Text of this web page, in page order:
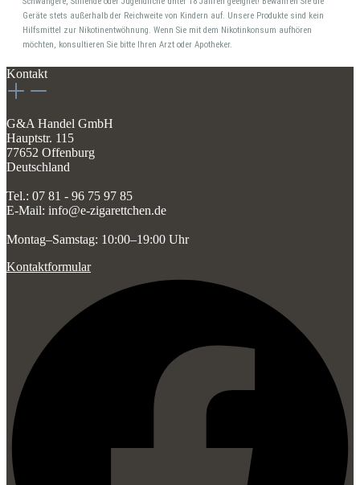
Geräte stets außerhalb der Reichweite von Kindern auf. Unsere Produkte sind kein
Hilfsmittel zur Nikotinentwöhnung. Wenn Sie mit dem Nikotinkonsum aufhören
möchten, konsultieren Sie bitte Ihren Arzt oder Apotheker.
Kontakt
G&A Handel GmbH
Hauptstr. 115
77652 Offenburg
Deutschland
Tel.: 07 81 - 96 75 97 85
E-Mail: info@e-zigarettchen.de
Montag–Samstag: 10:00–19:00 Uhr
Kontaktformular